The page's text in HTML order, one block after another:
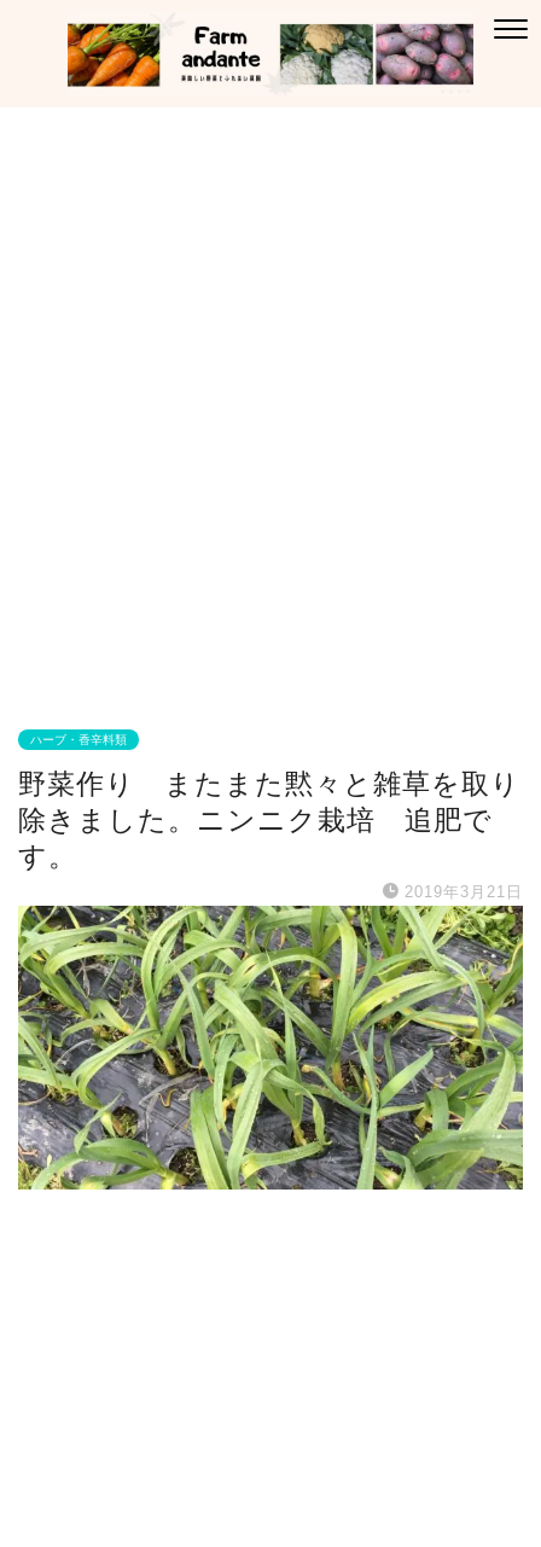
ハーブ・香辛料類
野菜作り またまた黙々と雑草を取り
除きました。ニンニク栽培 追肥で
す。
2019年3月21日